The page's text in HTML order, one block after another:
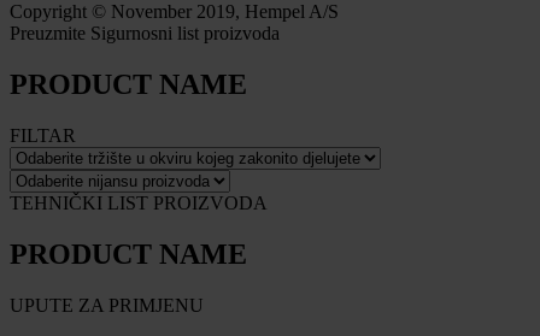
Copyright © November 2019, Hempel A/S
Preuzmite Sigurnosni list proizvoda
PRODUCT NAME
FILTAR
TEHNIČKI LIST PROIZVODA
PRODUCT NAME
UPUTE ZA PRIMJENU